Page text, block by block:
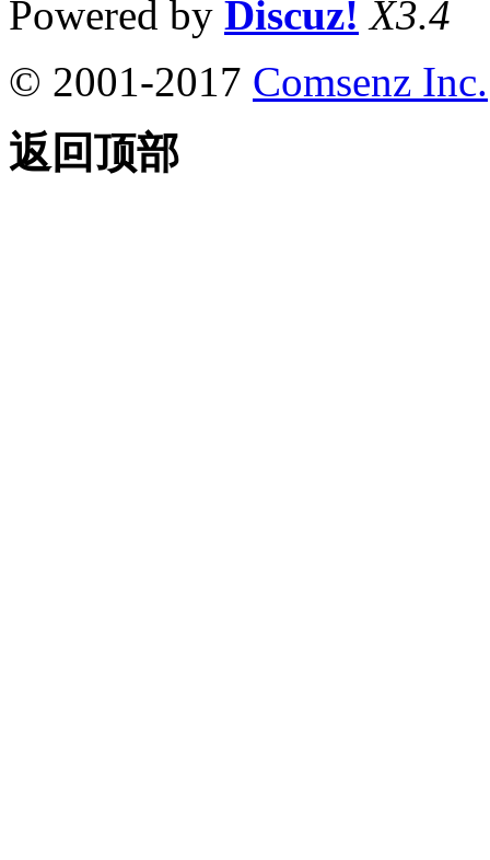
Powered by Discuz! X3.4
© 2001-2017 Comsenz Inc.
返回顶部